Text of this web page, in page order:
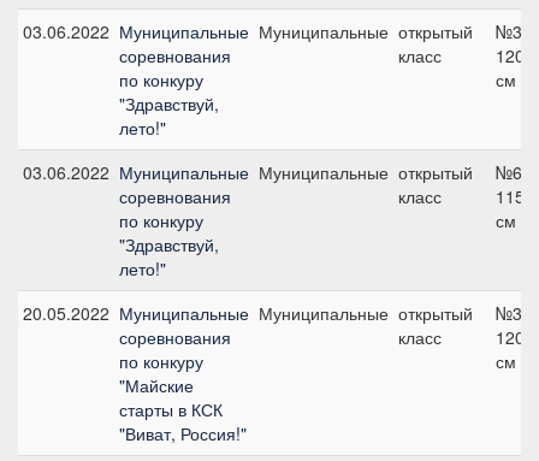
03.06.2022 Муниципальные
соревнования
по конкуру
"Здравствуй,
лето!"
Муниципальные открытый
класс
№3,
120
см
03.06.2022 Муниципальные
соревнования
по конкуру
"Здравствуй,
лето!"
Муниципальные открытый
класс
№6,
115
см
20.05.2022 Муниципальные
соревнования
по конкуру
"Майские
старты в КСК
"Виват, Россия!"
Муниципальные открытый
класс
№3,
120
см